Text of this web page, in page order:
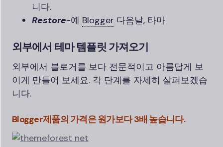
니다.
Restore-예 Blogger 다음날, 타마
외부에서 테마 템플릿 가져오기
외부에서 블로거를 보다 전문적이고 아름답게 보
이게 만들어 보세요. 각 단계를 자세히 살펴보겠습
니다.
Blogger제품의 가격은 원가보다 3배 높습니다.